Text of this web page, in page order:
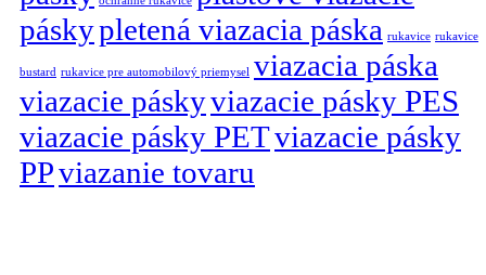
páskypletená viazacia páska rukavice rukavice
bustard rukavice pre automobilový priemysel viazacia páska
viazacie páskyviazacie pásky PES
viazacie pásky PETviazacie pásky
PPviazanie tovaru